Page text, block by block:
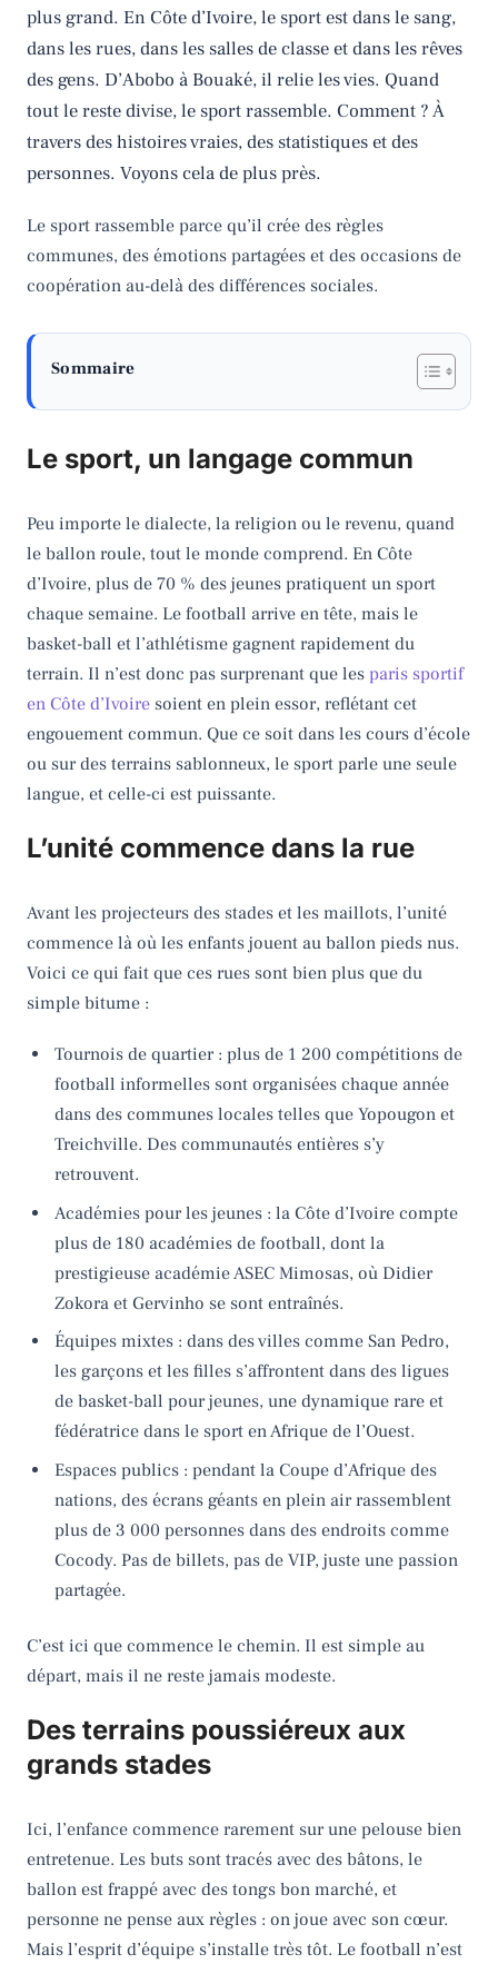
plus grand. En Côte d’Ivoire, le sport est dans le sang,
dans les rues, dans les salles de classe et dans les rêves
des gens. D’Abobo à Bouaké, il relie les vies. Quand
tout le reste divise, le sport rassemble. Comment ? À
travers des histoires vraies, des statistiques et des
personnes. Voyons cela de plus près.
Le sport rassemble parce qu’il crée des règles
communes, des émotions partagées et des occasions de
coopération au-delà des différences sociales.
Sommaire
Le sport, un langage commun
Peu importe le dialecte, la religion ou le revenu, quand
le ballon roule, tout le monde comprend. En Côte
d’Ivoire, plus de 70 % des jeunes pratiquent un sport
chaque semaine. Le football arrive en tête, mais le
basket-ball et l’athlétisme gagnent rapidement du
terrain. Il n’est donc pas surprenant que les paris sportif
en Côte d’Ivoire soient en plein essor, reflétant cet
engouement commun. Que ce soit dans les cours d’école
ou sur des terrains sablonneux, le sport parle une seule
langue, et celle-ci est puissante.
L’unité commence dans la rue
Avant les projecteurs des stades et les maillots, l’unité
commence là où les enfants jouent au ballon pieds nus.
Voici ce qui fait que ces rues sont bien plus que du
simple bitume :
Tournois de quartier : plus de 1 200 compétitions de
football informelles sont organisées chaque année
dans des communes locales telles que Yopougon et
Treichville. Des communautés entières s’y
retrouvent.
Académies pour les jeunes : la Côte d’Ivoire compte
plus de 180 académies de football, dont la
prestigieuse académie ASEC Mimosas, où Didier
Zokora et Gervinho se sont entraînés.
Équipes mixtes : dans des villes comme San Pedro,
les garçons et les filles s’affrontent dans des ligues
de basket-ball pour jeunes, une dynamique rare et
fédératrice dans le sport en Afrique de l’Ouest.
Espaces publics : pendant la Coupe d’Afrique des
nations, des écrans géants en plein air rassemblent
plus de 3 000 personnes dans des endroits comme
Cocody. Pas de billets, pas de VIP, juste une passion
partagée.
C’est ici que commence le chemin. Il est simple au
départ, mais il ne reste jamais modeste.
Des terrains poussiéreux aux
grands stades
Ici, l’enfance commence rarement sur une pelouse bien
entretenue. Les buts sont tracés avec des bâtons, le
ballon est frappé avec des tongs bon marché, et
personne ne pense aux règles : on joue avec son cœur.
Mais l’esprit d’équipe s’installe très tôt. Le football n’est